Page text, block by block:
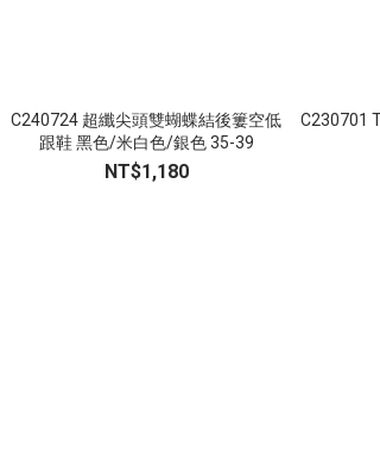
C240724 超纖尖頭雙蝴蝶結後簍空低
跟鞋 黑色/米白色/銀色 35-39
NT$1,180
C230701